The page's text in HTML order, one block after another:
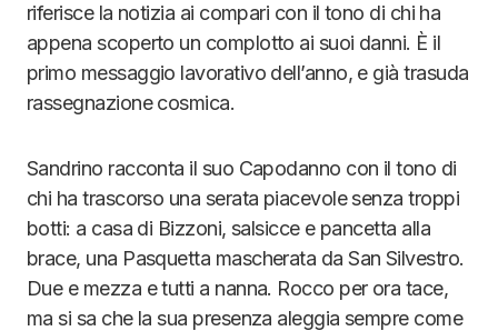
riferisce la notizia ai compari con il tono di chi ha
appena scoperto un complotto ai suoi danni. È il
primo messaggio lavorativo dell’anno, e già trasuda
rassegnazione cosmica.
Sandrino racconta il suo Capodanno con il tono di
chi ha trascorso una serata piacevole senza troppi
botti: a casa di Bizzoni, salsicce e pancetta alla
brace, una Pasquetta mascherata da San Silvestro.
Due e mezza e tutti a nanna. Rocco per ora tace,
ma si sa che la sua presenza aleggia sempre come